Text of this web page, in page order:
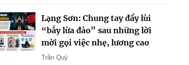
Lạng Sơn: Chung tay đẩy lùi
“bẫy lừa đảo” sau những lời
mời gọi việc nhẹ, lương cao
Trần Quý